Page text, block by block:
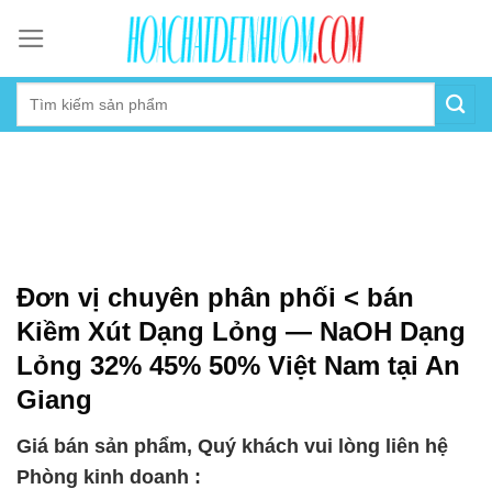
content
Đơn vị chuyên phân phối < bán
Kiềm Xút Dạng Lỏng — NaOH Dạng
Lỏng 32% 45% 50% Việt Nam tại An
Giang
Giá bán sản phẩm, Quý khách vui lòng liên hệ
Phòng kinh doanh :